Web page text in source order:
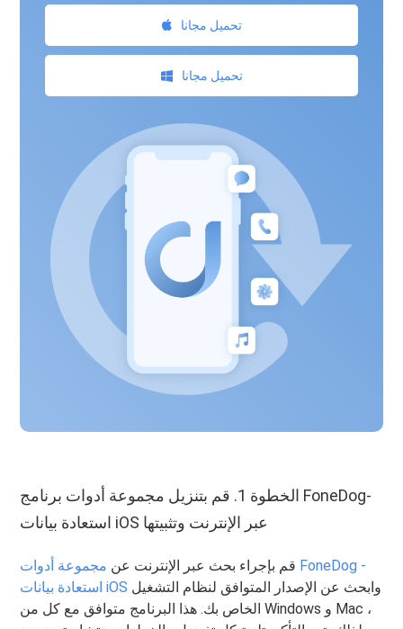
تحميل مجانا
تحميل مجانا
الخطوة 1. قم بتنزيل مجموعة أدوات برنامج FoneDog-
استعادة بيانات iOS عبر الإنترنت وتثبيتها
قم بإجراء بحث عبر الإنترنت عن مجموعة أدوات FoneDog -
استعادة بيانات iOS
الخاص بك. هذا البرنامج متوافق مع كل من Windows و Mac ،